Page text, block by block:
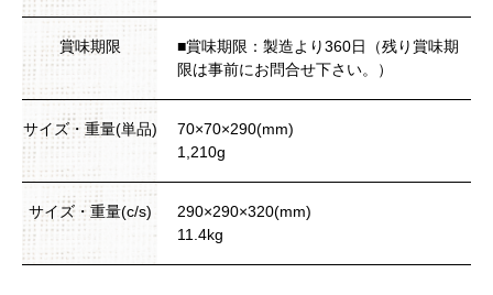
賞味期限
■賞味期限：製造より360日（残り賞味期
限は事前にお問合せ下さい。）
サイズ・重量(単品)
70×70×290(mm)
1,210g
サイズ・重量(c/s)
290×290×320(mm)
11.4kg